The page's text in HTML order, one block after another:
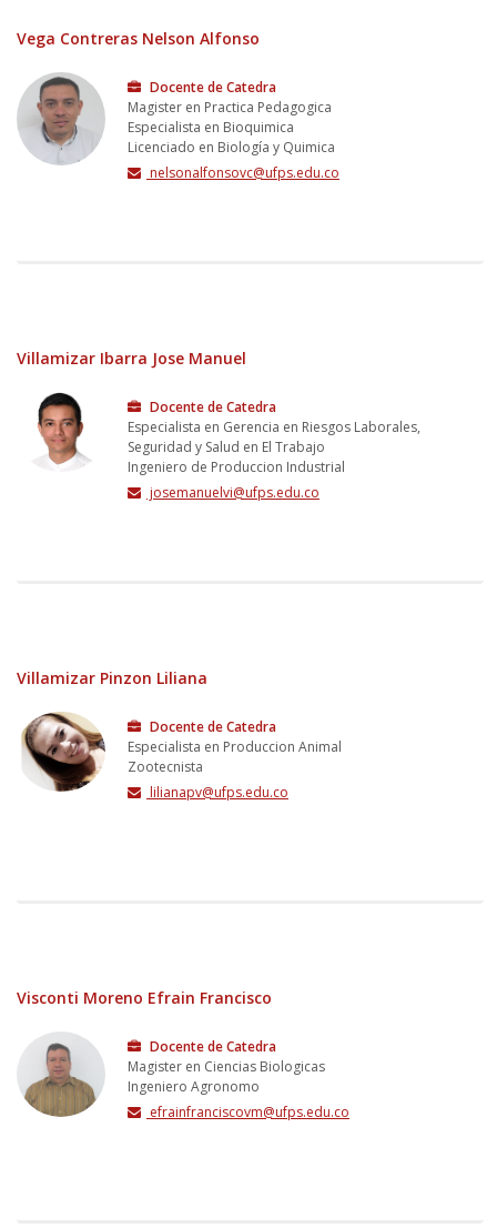
Vega Contreras Nelson Alfonso
Docente de Catedra
Magister en Practica Pedagogica
Especialista en Bioquimica
Licenciado en Biología y Quimica
nelsonalfonsovc@ufps.edu.co
Villamizar Ibarra Jose Manuel
Docente de Catedra
Especialista en Gerencia en Riesgos Laborales,
Seguridad y Salud en El Trabajo
Ingeniero de Produccion Industrial
josemanuelvi@ufps.edu.co
Villamizar Pinzon Liliana
Docente de Catedra
Especialista en Produccion Animal
Zootecnista
lilianapv@ufps.edu.co
Visconti Moreno Efrain Francisco
Docente de Catedra
Magister en Ciencias Biologicas
Ingeniero Agronomo
efrainfranciscovm@ufps.edu.co